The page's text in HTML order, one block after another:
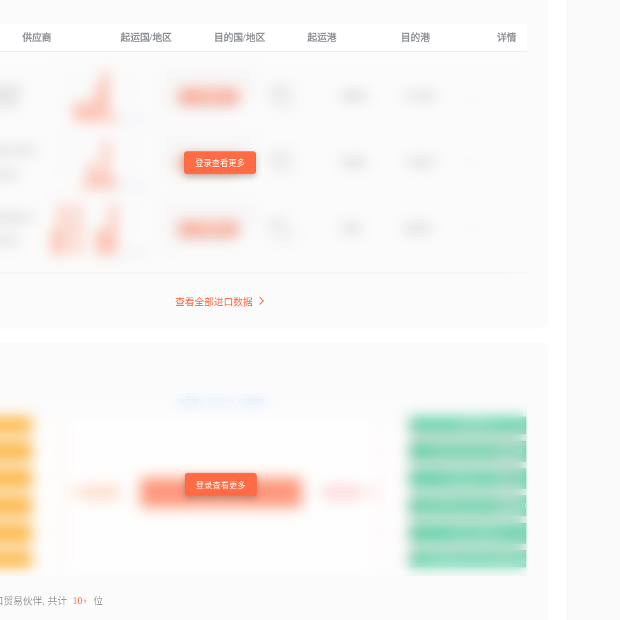
供应商 起运国/地区 目的国/地区 起运港 目的港 详情
登录查看更多
查看全部进口数据
登录查看更多
贸易伙伴, 共计 10+ 位